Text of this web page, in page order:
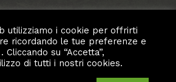
All rights reserved.
utilizziamo i cookie per offrirti
ricordando le tue preferenze e
su “Accetta”,
di tutti i nostri cookies.